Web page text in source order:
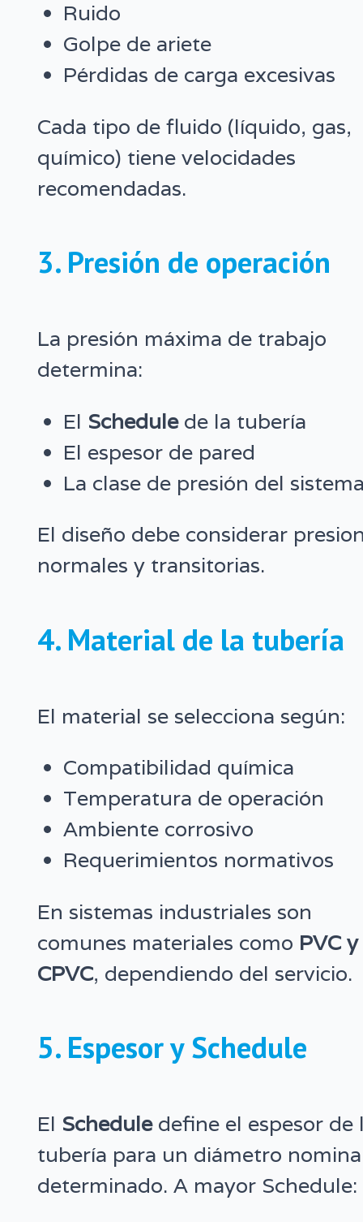
Ruido
Golpe de ariete
Pérdidas de carga excesivas
Cada tipo de fluido (líquido, gas,
químico) tiene velocidades
recomendadas.
3. Presión de operación
La presión máxima de trabajo
determina:
El Schedulede la tubería
El espesor de pared
La clase de presión del
El diseño debe considerar
normales y transitorias.
4. Material de la tubería
El material se selecciona según:
Compatibilidad química
Temperatura de operación
Ambiente corrosivo
Requerimientos normativos
En sistemas industriales son
comunes materiales como PVC y
CPVC, dependiendo del servicio.
5. Espesor y Schedule
El Scheduledefine el espesor de
tubería para un diámetro
determinado. A mayor Schedule: